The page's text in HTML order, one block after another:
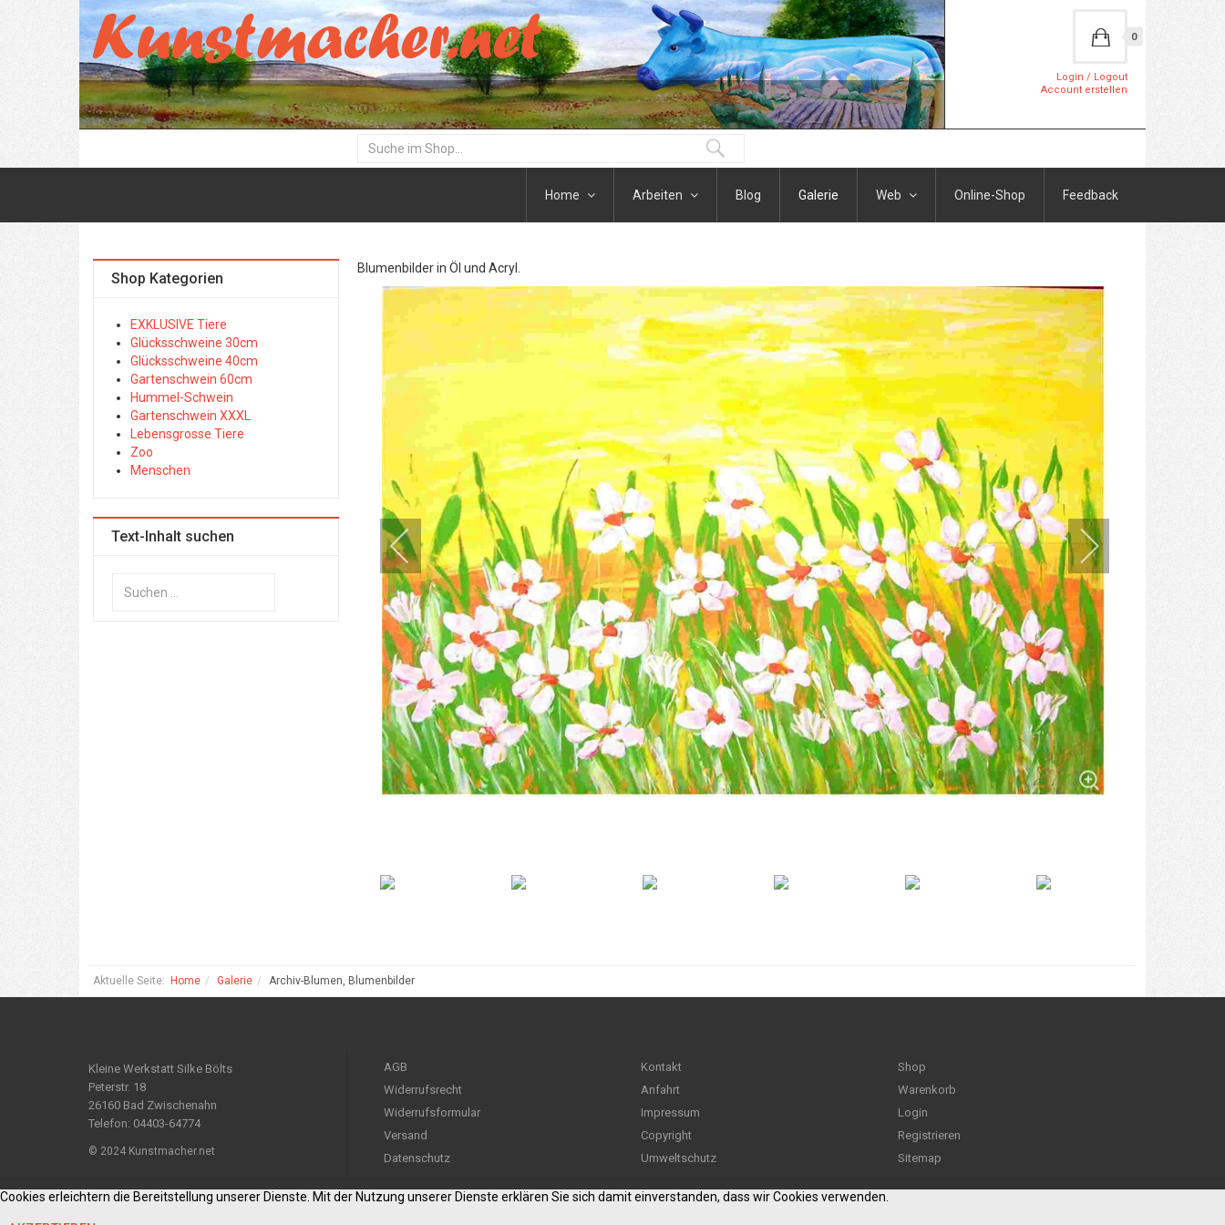
0
Login / Logout
Account erstellen
Home Arbeiten Blog Galerie Web Online-Shop Feedback
Blumenbilder in Öl und Acryl.
Shop Kategorien
EXKLUSIVE Tiere
Glücksschweine 30cm
Glücksschweine 40cm
Gartenschwein 60cm
Hummel-Schwein
Gartenschwein XXXL
Lebensgrosse Tiere
Zoo
Menschen
Text-Inhalt suchen
Aktuelle Seite: Home Galerie Archiv-Blumen, Blumenbilder
Kleine Werkstatt Silke Bölts
Peterstr. 18
26160 Bad Zwischenahn
Telefon: 04403-64774
© 2024 Kunstmacher.net
AGB
Widerrufsrecht
Widerrufsformular
Versand
Datenschutz
Kontakt
Anfahrt
Impressum
Copyright
Umweltschutz
Shop
Warenkorb
Login
Registrieren
Sitemap
Cookies erleichtern die Bereitstellung unserer Dienste. Mit der Nutzung unserer Dienste erklären Sie sich damit einverstanden, dass wir Cookies verwenden.